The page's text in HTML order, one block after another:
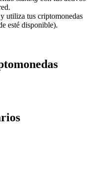
utiliza tus criptomonedas
esté disponible).